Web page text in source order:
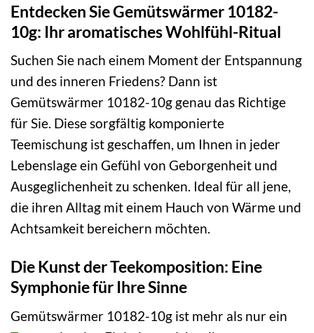
Entdecken Sie Gemütswärmer 10182-
10g: Ihr aromatisches Wohlfühl-Ritual
Suchen Sie nach einem Moment der Entspannung
und des inneren Friedens? Dann ist
Gemütswärmer 10182-10g genau das Richtige
für Sie. Diese sorgfältig komponierte
Teemischung ist geschaffen, um Ihnen in jeder
Lebenslage ein Gefühl von Geborgenheit und
Ausgeglichenheit zu schenken. Ideal für all jene,
die ihren Alltag mit einem Hauch von Wärme und
Achtsamkeit bereichern möchten.
Die Kunst der Teekomposition: Eine
Symphonie für Ihre Sinne
Gemütswärmer 10182-10g ist mehr als nur ein